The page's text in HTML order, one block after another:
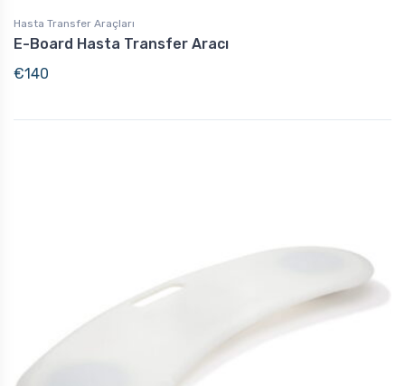
Hasta Transfer Araçları
E-Board Hasta Transfer Aracı
€140